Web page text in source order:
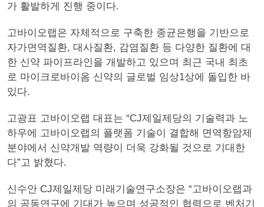
가 활발하게 진행 중이다.
고바이오랩은 자체적으로 구축한 종균은행을 기반으로
자가면역질환, 대사질환, 감염질환 등 다양한 질환에 대
한 신약 파이프라인을 개발하고 있으며 최근 국내 최초
로 마이크로바이옴 신약의 글로벌 임상1상에 돌입한 바
있다.
고광표 고바이오랩 대표는 “CJ제일제당의 기술력과 노
하우에 고바이오랩의 플랫폼 기술이 결합해 면역항암제
분야에서 신약개발 역량이 더욱 강화될 것으로 기대한
다”고 밝혔다.
신수안 CJ제일제당 미래기술연구소장은 “고바이오랩과
의 공동연구에 기대가 높으며 성공적인 협력으로 벤처기